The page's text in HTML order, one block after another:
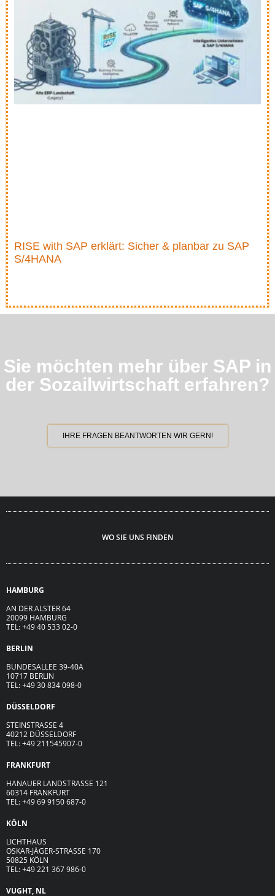
RISE with SAP erklärt: Sicher & planbar zu SAP
S/4HANA
Sie möchten mehr über SAP in
der Sozailwirtschaft erfahren?
IHRE FRAGEN BEANTWORTEN WIR GERN!
WO SIE UNS FINDEN
HAMBURG
AN DER ALSTER 64
20099 HAMBURG
TEL: +49 40 533 02-0
BERLIN
BUNDESALLEE 39-40A
10717 BERLIN
TEL: +49 30 834 098-0
DÜSSELDORF
STEINSTRASSE 4
40212 DÜSSELDORF
TEL: +49 211545907-0
FRANKFURT
HANAUER LANDSTRASSE 121
60314 FRANKFURT
TEL: +49 69 9150 687-0
KÖLN
LICHTHAUS
OSKAR-JÄGER-STRASSE 170
50825 KÖLN
TEL: +49 221 367 986-0
VUGHT, NL